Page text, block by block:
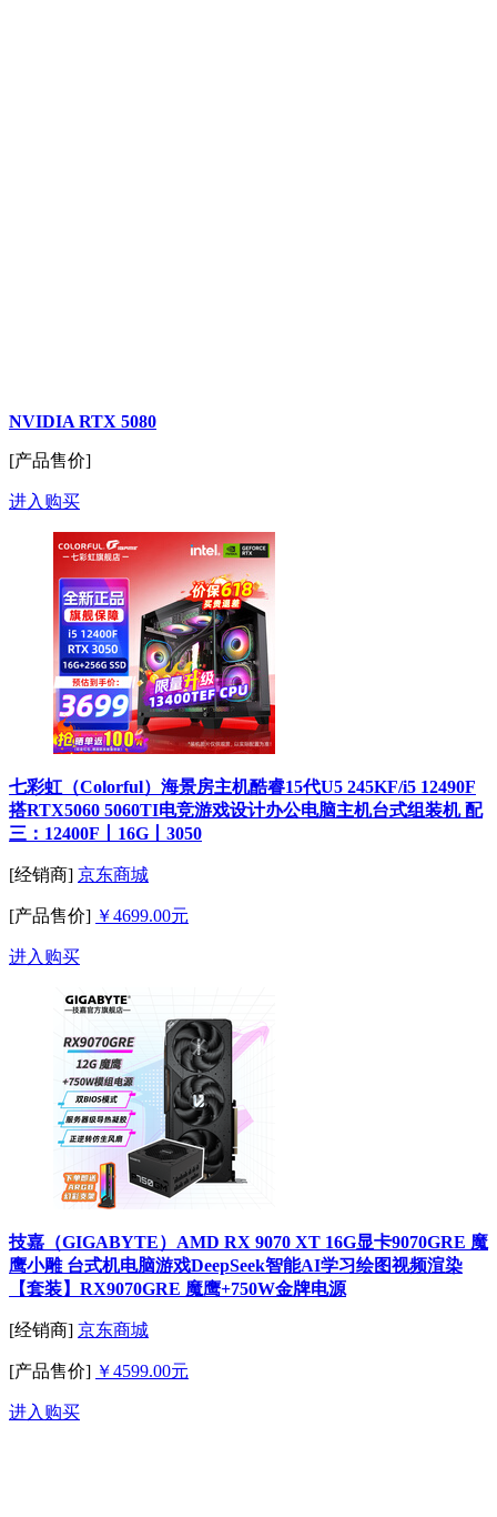
NVIDIA RTX 5080
[产品售价]
进入购买
七彩虹（Colorful）海景房主机酷睿15代U5 245KF/i5 12490F
搭RTX5060 5060TI电竞游戏设计办公电脑主机台式组装机 配
三：12400F丨16G丨3050
[经销商] 京东商城
[产品售价] ￥4699.00元
进入购买
技嘉（GIGABYTE）AMD RX 9070 XT 16G显卡9070GRE 魔
鹰小雕 台式机电脑游戏DeepSeek智能AI学习绘图视频渲染
【套装】RX9070GRE 魔鹰+750W金牌电源
[经销商] 京东商城
[产品售价] ￥4599.00元
进入购买